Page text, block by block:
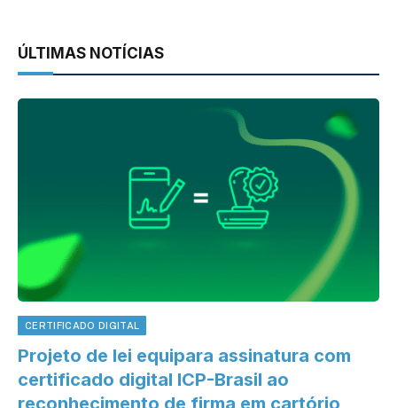
ÚLTIMAS NOTÍCIAS
CERTIFICADO DIGITAL
Projeto de lei equipara assinatura com
certificado digital ICP-Brasil ao